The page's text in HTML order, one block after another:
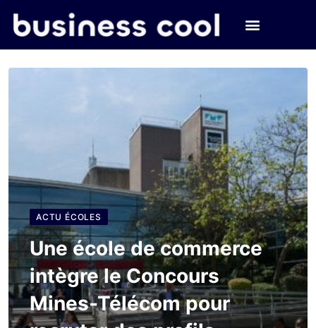
ACTU ÉCOLES
Une école de commerce
intègre le Concours
Mines-Télécom pour